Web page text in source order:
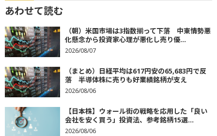
あわせて読む
（朝）米国市場は3指数揃って下落 中東情勢悪
化懸念から投資家心理が悪化し売り優...
2026/08/07
（まとめ）日経平均は617円安の65,683円で反
落 半導体株に売りも好業績銘柄が支え
2026/08/06
【日本株】ウォール街の戦略を応用した「良い
会社を安く買う」投資法、参考銘柄15選...
2026/08/06